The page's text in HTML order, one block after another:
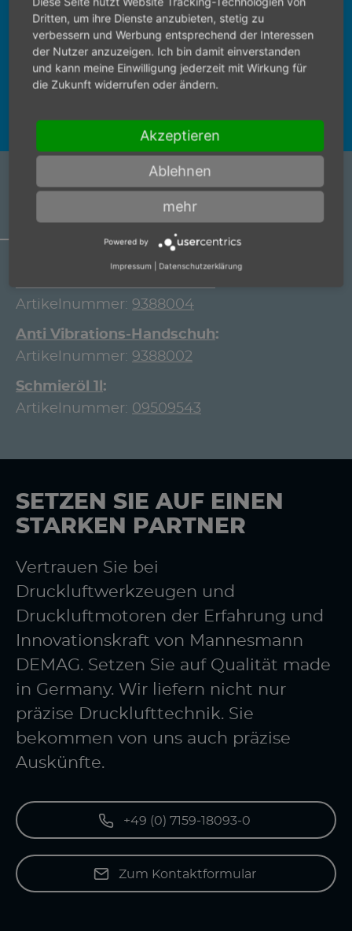
den richtigen Ansprechpartner zu finden.
ARTIKELZUBEHÖR
Artikelnummer: 9388004
Anti Vibrations-Handschuh
Artikelnummer: 9388002
Schmieröl 1l
Artikelnummer: 09509543
SETZEN SIE AUF EINEN
STARKEN PARTNER
Vertrauen Sie bei
Druckluftwerkzeugen und
Druckluftmotoren der Erfahrung und
Innovationskraft von Mannesmann
DEMAG. Setzen Sie auf Qualität made
in Germany. Wir liefern nicht nur
präzise Drucklufttechnik. Sie
bekommen von uns auch präzise
Auskünfte.
+49 (0) 7159-18093-0
Zum Kontaktformular
Dritten, um ihre Dienste anzubieten, stetig zu
verbessern und Werbung entsprechend der Interessen
der Nutzer anzuzeigen. Ich bin damit einverstanden
und kann meine Einwilligung jederzeit mit Wirkung für
die Zukunft widerrufen oder ändern.
Akzeptieren
Ablehnen
mehr
Powered by
Impressum Datenschutzerklärung